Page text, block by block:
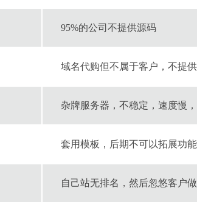
95%的公司不提供源码
域名代购但不属于客户，不提
杂牌服务器，不稳定，速度慢
套用模板，后期不可以拓展功能
自己站无排名，然后忽悠客户